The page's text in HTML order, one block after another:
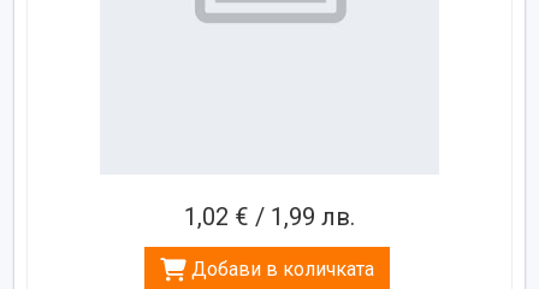
1,02 € / 1,99 лв.
Добави в количката